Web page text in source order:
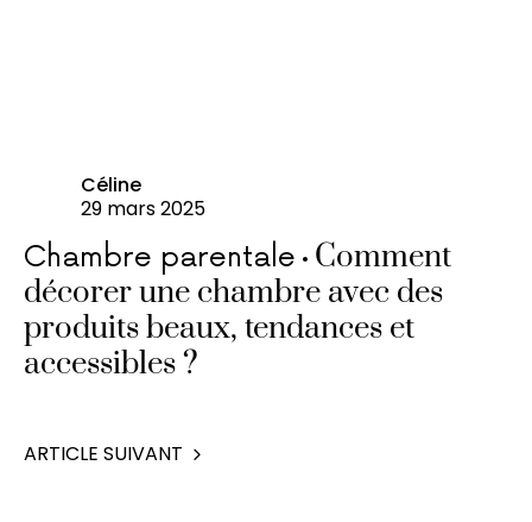
Céline
29 mars 2025
Chambre parentale
Comment
décorer une chambre avec des
produits beaux, tendances et
accessibles ?
ARTICLE SUIVANT